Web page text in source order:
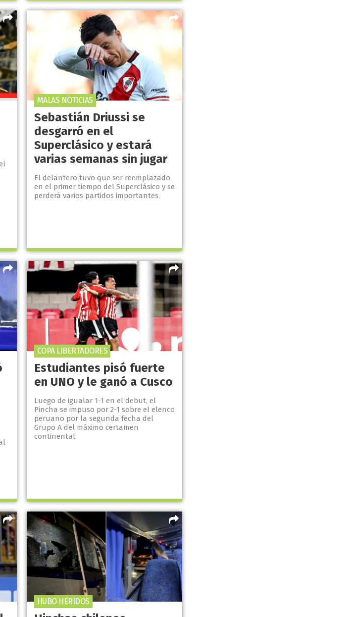
Sebastián Driussi se
desgarró en el
Superclásico y estará
varias semanas sin jugar
El delantero tuvo que ser reemplazado
en el primer tiempo del Superclásico y se
perderá varios partidos importantes.
MALAS NOTICIAS
Estudiantes pisó fuerte
en UNO y le ganó a Cusco
Luego de igualar 1-1 en el debut, el
Pincha se impuso por 2-1 sobre el elenco
peruano por la segunda fecha del
Grupo A del máximo certamen
continental.
COPA LIBERTADORES
HUBO HERIDOS